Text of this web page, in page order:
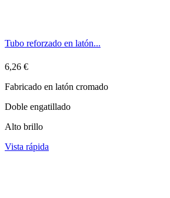
Tubo reforzado en latón...
6,26 €
Fabricado en latón cromado
Doble engatillado
Alto brillo
Vista rápida